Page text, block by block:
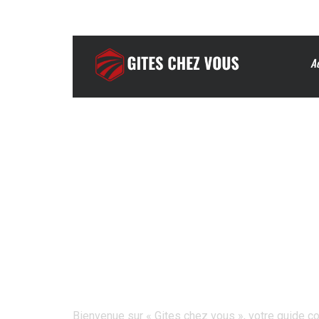
Bienvenue sur « Gites chez vous », votre guide